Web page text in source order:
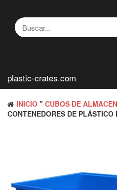
contenido
plastic-crates.com
INICIO " CUBOS DE
CONTENEDORES DE